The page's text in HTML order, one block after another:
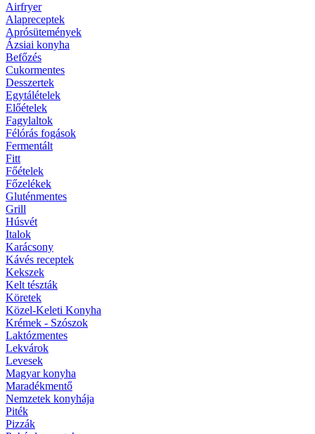
Airfryer
Alapreceptek
Aprósütemények
Ázsiai konyha
Befőzés
Cukormentes
Desszertek
Egytálételek
Előételek
Fagylaltok
Félórás fogások
Fermentált
Fitt
Főételek
Főzelékek
Gluténmentes
Grill
Húsvét
Italok
Karácsony
Kávés receptek
Kekszek
Kelt tészták
Köretek
Közel-Keleti Konyha
Krémek - Szószok
Laktózmentes
Lekvárok
Levesek
Magyar konyha
Maradékmentő
Nemzetek konyhája
Piték
Pizzák